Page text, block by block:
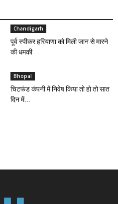
Chandigarh
पूर्व स्पीकर हरियाणा को मिली जान से मारने
की धमकी
Bhopal
चिटफंड कंपनी में निवेष किया तो हो तो सात
दिन में...